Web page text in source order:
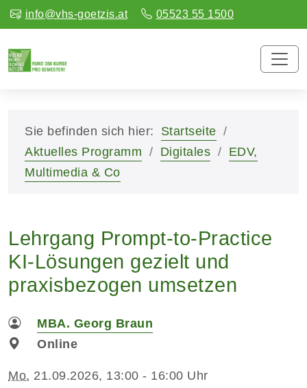
info@vhs-goetzis.at 05523 55 1500
Sie befinden sich hier:
Startseite
Aktuelles Programm
Digitales
EDV,
Multimedia & Co
Lehrgang Prompt-to-Practice
KI-Lösungen gezielt und
praxisbezogen umsetzen
MBA. Georg Braun
Online
Mo. 21.09.2026, 13:00 - 16:00 Uhr